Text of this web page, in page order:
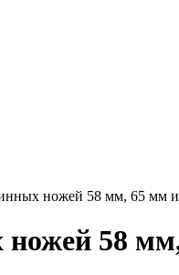
ножей 58 мм, 65 мм
58